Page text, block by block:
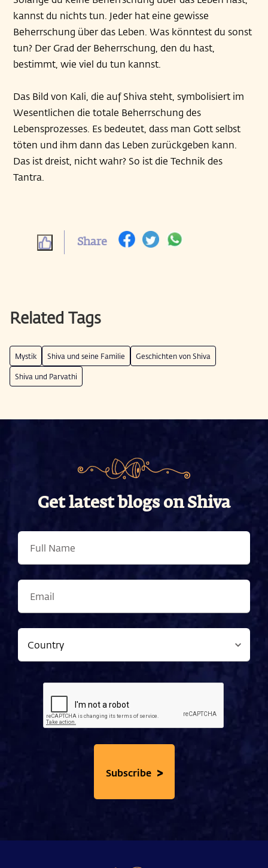
kannst du nichts tun. Jeder hat eine gewisse
Beherrschung über das Leben. Was könntest du sonst
tun? Der Grad der Beherrschung, den du hast,
bestimmt, wie viel du tun kannst.
Das Bild von Kali, die auf Shiva steht, symbolisiert im
Wesentlichen die totale Beherrschung des
Lebensprozesses. Es bedeutet, dass man Gott selbst
töten und ihm dann das Leben zurückgeben kann.
Das ist dreist, nicht wahr? So ist die Technik des
Tantra.
Share
Related Tags
Mystik Shiva und seine Familie Geschichten von Shiva
Shiva und Parvathi
Get latest blogs on Shiva
Subscribe >